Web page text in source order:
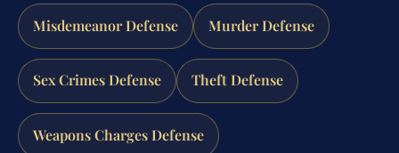
Misdemeanor Defense Murder Defense
Sex Crimes Defense Theft Defense
Weapons Charges Defense